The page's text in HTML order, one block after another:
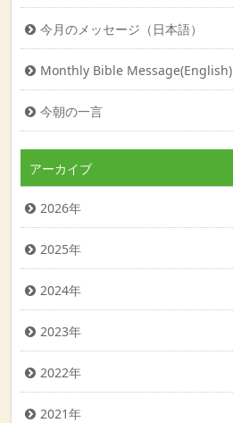
今月のメッセージ（日本語）
Monthly Bible Message(English)
今朝の一言
アーカイブ
2026年
2025年
2024年
2023年
2022年
2021年